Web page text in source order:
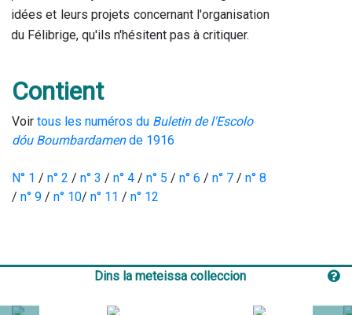
idées et leurs projets concernant l'organisation
du Félibrige, qu'ils n'hésitent pas à critiquer.
Contient
Voir tous les numéros du Buletin de l'Escolo
dóu Boumbardamen de 1916
N° 1 / n° 2 / n° 3 / n° 4 / n° 5 / n° 6 / n° 7 / n° 8
/ n° 9 / n° 10/ n° 11 / n° 12
Dins la meteissa colleccion